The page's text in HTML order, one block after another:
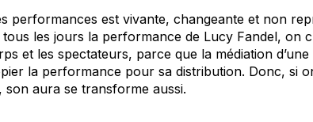
performances est vivante, changeante et non
les jours la performance de Lucy Fandel, on
et les spectateurs, parce que la médiation
la performance pour sa distribution. Donc, si
son aura se transforme aussi.